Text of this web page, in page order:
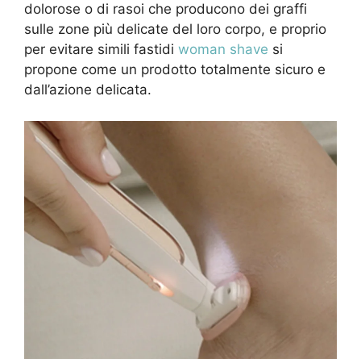
dolorose o di rasoi che producono dei graffi
sulle zone più delicate del loro corpo, e proprio
per evitare simili fastidi woman shave si
propone come un prodotto totalmente sicuro e
dall’azione delicata.